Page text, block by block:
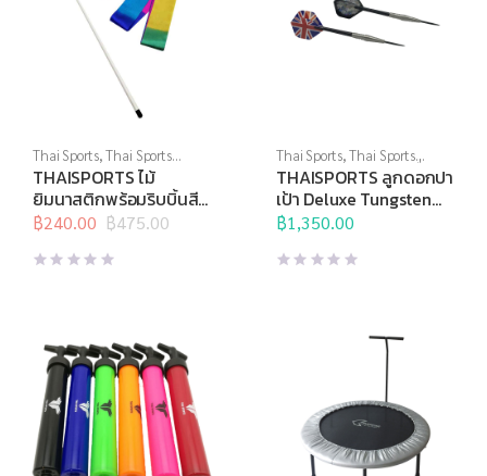
Thai Sports,Thai Sports
Brand,ยิมนาสติกลีลา
THAISPORTS ไม้
ยิมนาสติกพร้อมริบบิ้นสี
รุ้ง ลายตั้ง ฿475.00
Original
price
was:
฿240.00
Current
price
is:
Thai Sports,Thai Sports
Brand,ปาเป้า,เกมส์ และสื่อการ
เรียนการสอน,ลูกดอกปาเป้า
THAISPORTS ลูกดอกปา
เป้า Deluxe Tungsten
CS-18TUN 1×3
฿1,350.00